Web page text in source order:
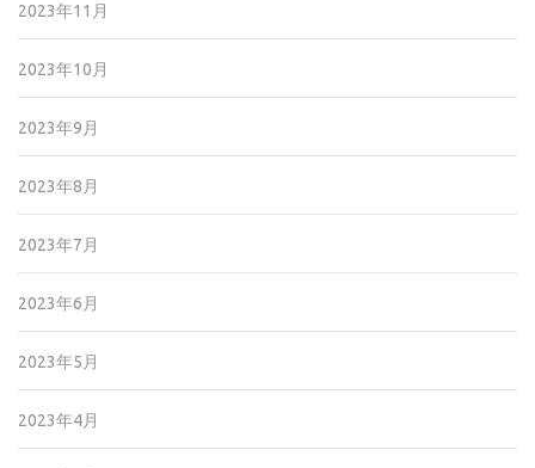
2023年11月
2023年10月
2023年9月
2023年8月
2023年7月
2023年6月
2023年5月
2023年4月